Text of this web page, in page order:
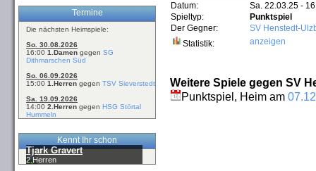
Termine
Die nächsten Heimspiele:
So. 30.08.2026
16:00 1.Damen gegen SG
Dithmarschen Süd
So. 06.09.2026
15:00 1.Herren gegen TSV Sieverstedt
Sa. 19.09.2026
14:00 2.Herren gegen HSG Störtal
Hummeln
Kennt Ihr schon
Tjark Gravert
2.Herren
Datum:
Sa. 22.03.25 -
Spieltyp:
Punktspiel
Der Gegner:
SV Henstedt-
Statistik:
anzeigen
Weitere Spiele gegen SV
Punktspiel, Heim am